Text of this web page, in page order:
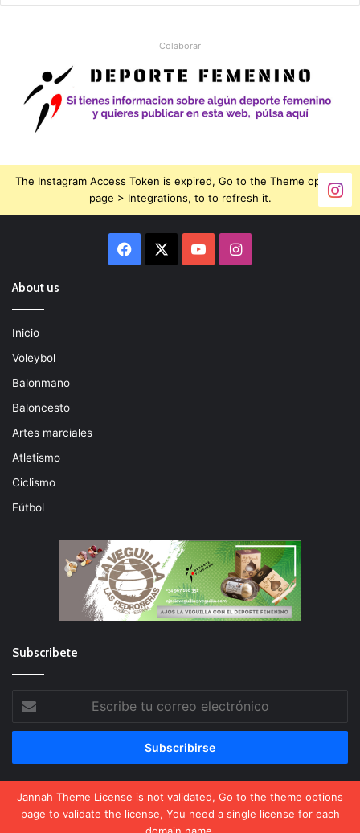
Jannah Theme License is not validated, Go to the theme options
page to validate the license, You need a single license for each
Colaborar
The Instagram Access Token is expired, Go to the Theme options
page > Integrations, to to refresh it.
Facebook YouTubeInstagram
About us
Inicio
Voleybol
Balonmano
Baloncesto
Artes marciales
Atletismo
Ciclismo
Fútbol
Subscribete
tu
correo
El Deporte Femenino